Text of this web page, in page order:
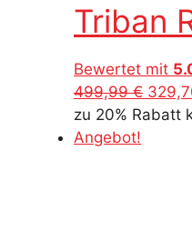
79,99
Triban
Bewertet mit
499,99€
Preis
zu 20% Rabatt
Angebot!